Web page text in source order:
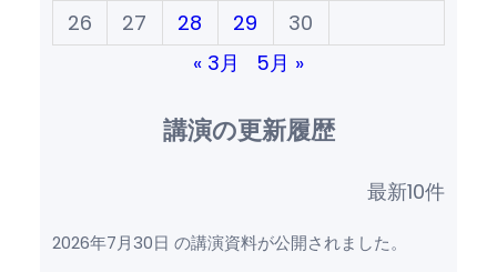
26
27 28 29
30
« 3月
5月 »
講演の更新履歴
最新10件
2026年7月30日 の講演資料が公開されました。